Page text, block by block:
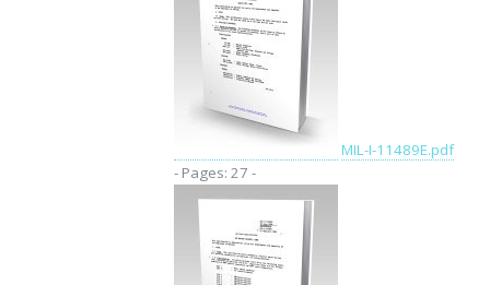
MIL-I-11489E.pdf
- Pages: 27 -